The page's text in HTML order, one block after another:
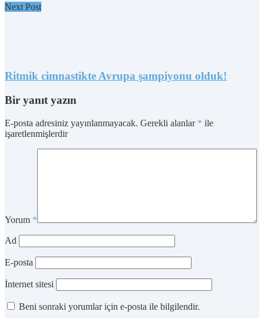
Next Post
Ritmik cimnastikte Avrupa şampiyonu olduk!
Bir yanıt yazın
E-posta adresiniz yayınlanmayacak. Gerekli alanlar * ile
işaretlenmişlerdir
Yorum *
Ad
E-posta
İnternet sitesi
Beni sonraki yorumlar için e-posta ile bilgilendir.